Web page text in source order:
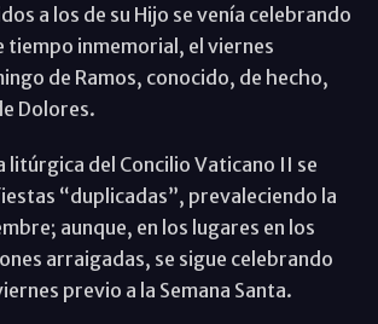
a los de su Hijo se venía celebrando
tiempo inmemorial, el viernes
de Ramos, conocido, de hecho,
Dolores.
litúrgica del Concilio Vaticano II se
“duplicadas”, prevaleciendo la
aunque, en los lugares en los
arraigadas, se sigue celebrando
previo a la Semana Santa.